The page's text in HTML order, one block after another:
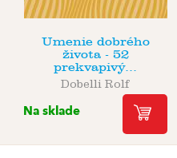
Umenie dobrého
života - 52
prekvapivý...
Dobelli Rolf
Na sklade